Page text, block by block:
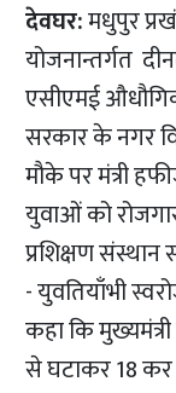
देवघर:मधुपुर
योजनान्तर्गत
एसीएमई
सरकार के नगर
मौके पर मंत्री
युवाओं को
प्रशिक्षण
- युवतियाँभी
कहा कि
से घटाकर 18 कर